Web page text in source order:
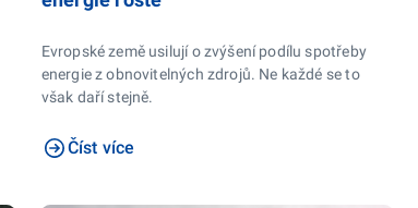
Evropské země usilují o zvýšení podílu spotřeby
energie z obnovitelných zdrojů. Ne každé se to
však daří stejně.
Číst více